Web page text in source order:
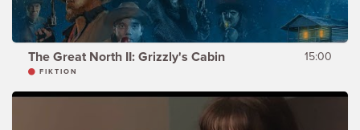
The Great North II: Grizzly's Cabin 15:00
FIKTION